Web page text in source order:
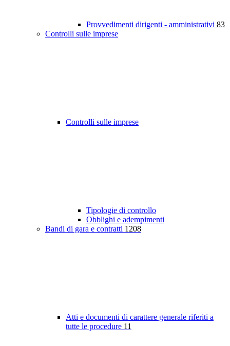
Provvedimenti dirigenti - amministrativi 83
Controlli sulle imprese
Controlli sulle imprese
Tipologie di controllo
Obblighi e adempimenti
Bandi di gara e contratti 1208
Atti e documenti di carattere generale riferiti a
tutte le procedure 11